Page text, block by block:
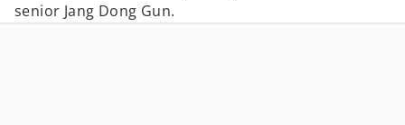
senior Jang Dong Gun.